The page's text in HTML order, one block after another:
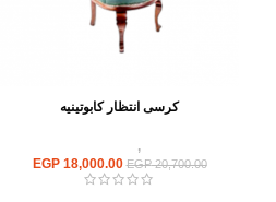
كرسى انتظار كابوتينيه
,
EGP20,700.00
EGP18,000.00